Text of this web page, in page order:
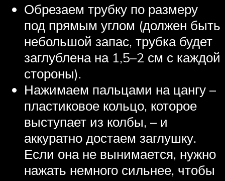
Обрезаем трубку по размеру
под прямым углом (должен быть
небольшой запас, трубка будет
заглублена на 1,5–2 см с каждой
стороны).
Нажимаем пальцами на цангу –
пластиковое кольцо, которое
выступает из колбы, – и
аккуратно достаем заглушку.
Если она не вынимается, нужно
нажать немного сильнее, чтобы